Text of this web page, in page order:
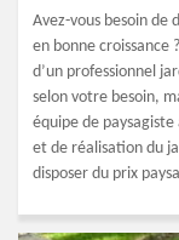
Avez-vous besoin de
en bonne croissance
d’un professionnel
selon votre besoin,
équipe de
et de réalisation du
disposer du prix